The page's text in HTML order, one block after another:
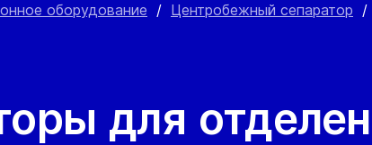
оборудование / Центробежный сепаратор /
для